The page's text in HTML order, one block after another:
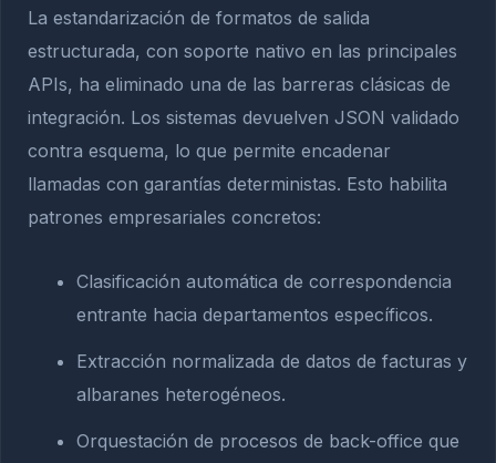
La estandarización de formatos de salida
estructurada, con soporte nativo en las principales
APIs, ha eliminado una de las barreras clásicas de
integración. Los sistemas devuelven JSON validado
contra esquema, lo que permite encadenar
llamadas con garantías deterministas. Esto habilita
patrones empresariales concretos:
Clasificación automática de correspondencia
entrante hacia departamentos específicos.
Extracción normalizada de datos de facturas y
albaranes heterogéneos.
Orquestación de procesos de back-office que